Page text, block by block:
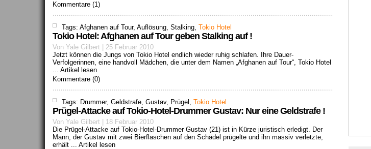
Kommentare (1)
Tags: Afghanen auf Tour, Auflösung, Stalking, Tokio Hotel
Tokio Hotel: Afghanen auf Tour geben Stalking auf !
Von Yale Gilbert | 25 Februar 2010
Jetzt können die Jungs von Tokio Hotel endlich wieder ruhig schlafen. Ihre Dauer-
Verfolgerinnen, eine handvoll Mädchen, die unter dem Namen „Afghanen auf Tour“, Tokio Hotel
... Artikel lesen
Kommentare (0)
Tags: Drummer, Geldstrafe, Gustav, Prügel, Tokio Hotel
Prügel-Attacke auf Tokio-Hotel-Drummer Gustav: Nur eine Geldstrafe !
Von Yale Gilbert | 18 Februar 2010
Die Prügel-Attacke auf Tokio-Hotel-Drummer Gustav (21) ist in Kürze juristisch erledigt. Der
Mann, der Gustav mit zwei Bierflaschen auf den Schädel prügelte und ihn massiv verletzte,
erhält ... Artikel lesen